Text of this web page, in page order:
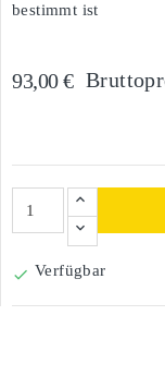
bestimmt ist
93,00 €
 Verfügbar